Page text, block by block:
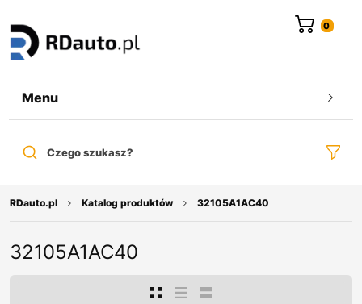
Menu
Czego szukasz?
RDauto.pl Katalog produktów 32105A1AC40
32105A1AC40